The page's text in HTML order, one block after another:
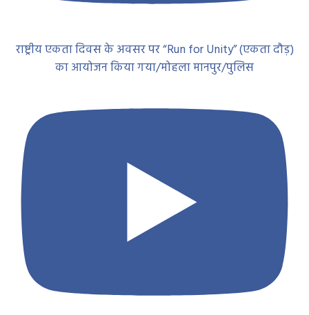
राष्ट्रीय एकता दिवस के अवसर पर “Run for Unity” (एकता दौड़)
का आयोजन किया गया/मोहला मानपुर/पुलिस